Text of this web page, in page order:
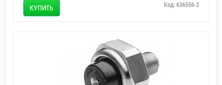
КУПИТЬ Код: 636556-2